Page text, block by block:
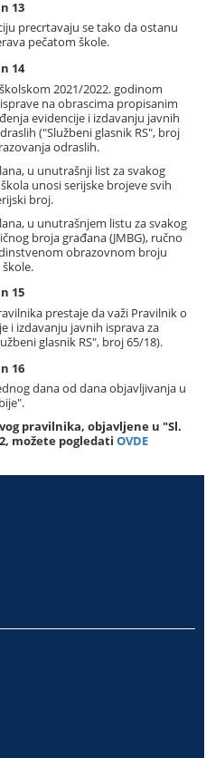
13
precrtavaju se tako da ostanu
pečatom škole.
14
2021/2022. godinom
na obrascima propisanim
evidencije i izdavanju javnih
("Službeni glasnik RS", broj
odraslih.
u unutrašnji list za svakog
unosi serijske brojeve svih
broj.
u unutrašnjem listu za svakog
broja građana (JMBG), ručno
obrazovnom broju
15
prestaje da važi Pravilnik o
i izdavanju javnih isprava za
glasnik RS", broj 65/18).
16
dana od dana objavljivanja u
pravilnika, objavljene u "Sl.
možete pogledati OVDE